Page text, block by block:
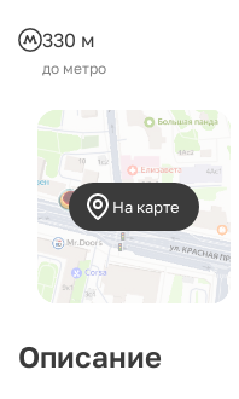
330 м
до метро
На карте
Описание